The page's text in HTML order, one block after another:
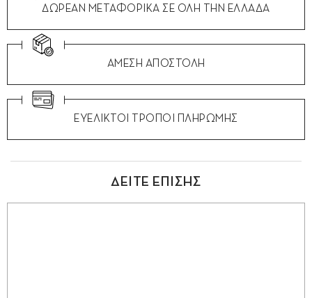
ΔΩΡΕΑΝ ΜΕΤΑΦΟΡΙΚΑ ΣΕ ΟΛΗ ΤΗΝ ΕΛΛΑΔΑ
ΑΜΕΣΗ ΑΠΟΣΤΟΛΗ
ΕΥΕΛΙΚΤΟΙ ΤΡΟΠΟΙ ΠΛΗΡΩΜΗΣ
ΔΕΙΤΕ ΕΠΙΣΗΣ